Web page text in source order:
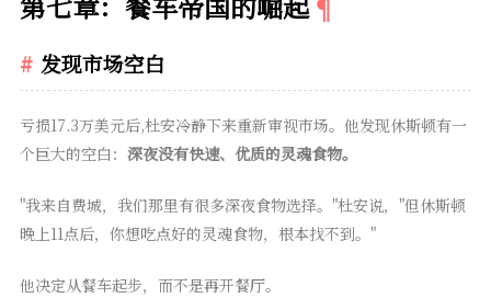
发现市场空白
亏损17.3万美元后,杜安冷静下来重新审视市场。他发现休斯顿有一
个巨大的空白： 深夜没有快速、优质的灵魂食物。
"我来自费城，我们那里有很多深夜食物选择。"杜安说，"但休斯顿
晚上11点后，你想吃点好的灵魂食物，根本找不到。"
他决定从餐车起步，而不是再开餐厅。